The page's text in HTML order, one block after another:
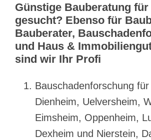
Günstige Bauberatung
gesucht? Ebenso für
Bauberater,
und Haus &
sind wir Ihr Profi
Bauschadenforschung
Dienheim, Uelversheim,
Eimsheim, Oppenheim,
Dexheim und Nierstein,